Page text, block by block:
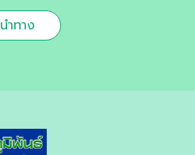
นำทาง